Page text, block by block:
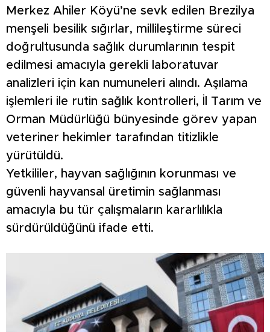
Merkez Ahiler Köyü’ne sevk edilen Brezilya
menşeli besilik sığırlar, millileştirme süreci
doğrultusunda sağlık durumlarının tespit
edilmesi amacıyla gerekli laboratuvar
analizleri için kan numuneleri alındı. Aşılama
işlemleri ile rutin sağlık kontrolleri, İl Tarım ve
Orman Müdürlüğü bünyesinde görev yapan
veteriner hekimler tarafından titizlikle
yürütüldü.
Yetkililer, hayvan sağlığının korunması ve
güvenli hayvansal üretimin sağlanması
amacıyla bu tür çalışmaların kararlılıkla
sürdürüldüğünü ifade etti.